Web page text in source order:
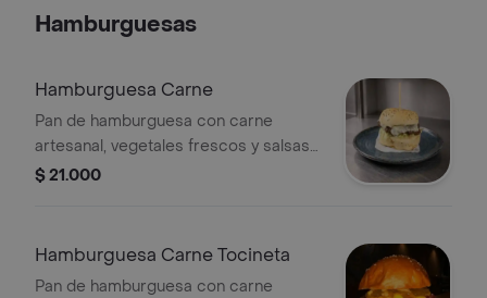
Hamburguesas
Hamburguesa Carne
Pan de hamburguesa con carne
artesanal, vegetales frescos y salsas
de la casa.
$ 21.000
Hamburguesa Carne Tocineta
Pan de hamburguesa con carne